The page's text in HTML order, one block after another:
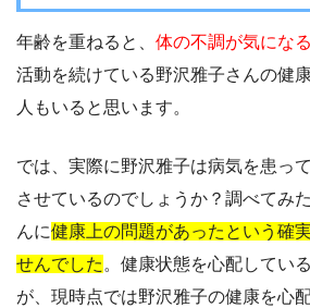
年齢を重ねると、 体の不調が気にな
活動を続けている野沢雅子さんの健
人もいると思います。
では、実際に野沢雅子は病気を患っ
させているのでしょうか？調べてみ
んに健康上の問題があったという確
せんでした 。健康状態を心配してい
が、現時点では野沢雅子の健康を心